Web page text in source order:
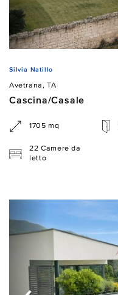
Silvia Natillo
Avetrana, TA
Cascina/Casale
1705 mq
22 Camere da
letto